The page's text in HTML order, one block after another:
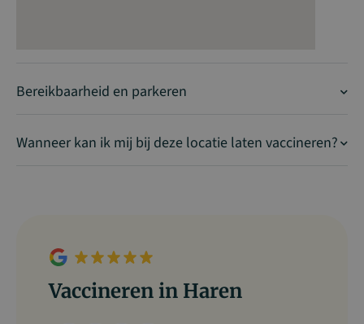
Bereikbaarheid en parkeren
Wanneer kan ik mij bij deze locatie laten vaccineren?
Vaccineren in Haren